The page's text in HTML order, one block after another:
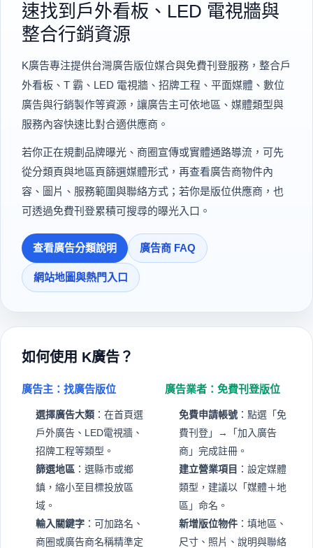
速找到戶外看板、LED 電視牆與
整合行銷資源
K廣告專注提供台灣廣告版位媒合與免費刊登服務，整合戶
外看板、T 霸、LED 電視牆、招牌工程、平面媒體、數位
廣告與行銷製作等資源，讓廣告主可依地區、媒體類型與
服務內容快速比對合適供應商。
若你正在規劃品牌曝光、商圈宣傳或實體通路導流，可先
從分類頁與地區頁篩選媒體形式，再查看廣告商物件內
容、圖片、服務範圍與聯絡方式；若你是版位供應商，也
可透過免費刊登累積可搜尋的曝光入口。
查看廣告分類說明 廣告商 FAQ
網站地圖與熱門入口
如何使用 K廣告？
廣告主：找廣告版位
選擇廣告大類 ：在首頁選
戶外廣告、LED電視牆、
招牌工程等類型。
篩選地區 ：選縣市或鄉
鎮，縮小至目標投放區
域。
輸入關鍵字 ：可加路名、
商圈或廣告商名稱精準定
廣告業者：免費刊登版位
免費申請帳號 ：點選「免
費刊登」→「加入廣告
商」完成註冊。
建立營業項目 ：設定媒體
類型，建議以「媒體＋地
區」命名。
新增版位物件 ：填地區、
尺寸、照片、說明與聯絡